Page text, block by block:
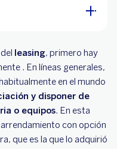
a cumplir para
fiscales
leasing, primero hay
. En líneas generales,
en el mundo
y disponer de
o equipos. En esta
con opción
que es la que lo adquirió